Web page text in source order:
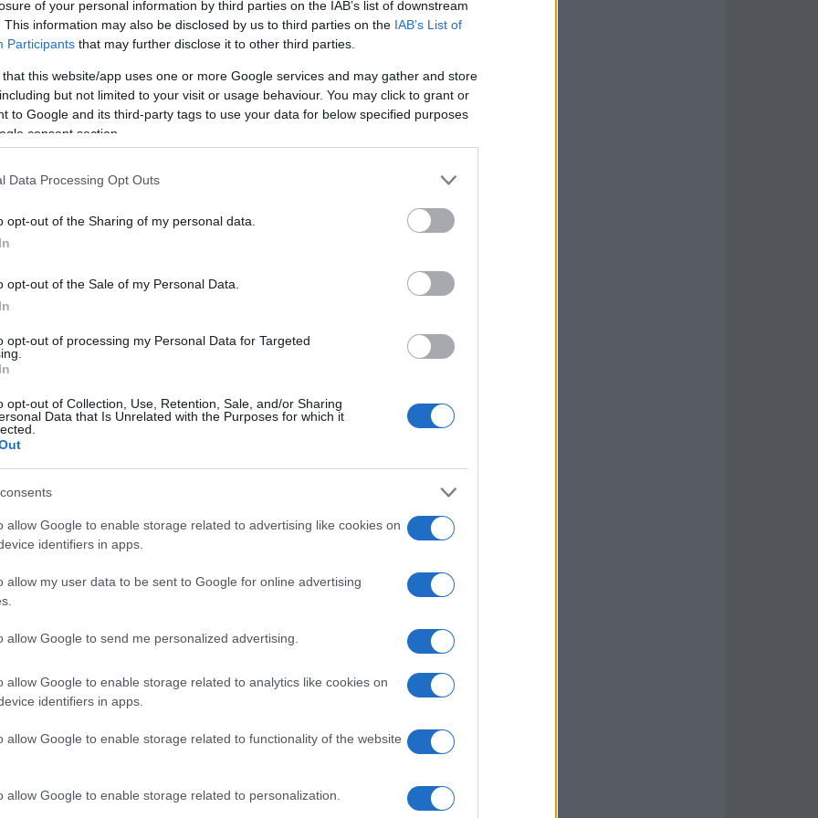
of your personal information by third parties on the IAB’s list of downstream
This information may also be disclosed by us to third parties on the IAB’s List of
Participants that may further disclose it to other third parties.
that this website/app uses one or more Google services and may gather and store
but not limited to your visit or usage behaviour. You may click to grant or
to Google and its third-party tags to use your data for below specified purposes
consent section.
Data Processing Opt Outs
opt-out of the Sharing of my personal data.
opt-out of the Sale of my Personal Data.
opt-out of processing my Personal Data for Targeted
opt-out of Collection, Use, Retention, Sale, and/or Sharing
Data that Is Unrelated with the Purposes for which it
allow Google to enable storage related to advertising like cookies on
identifiers in apps.
allow my user data to be sent to Google for online advertising
allow Google to send me personalized advertising.
allow Google to enable storage related to analytics like cookies on
identifiers in apps.
allow Google to enable storage related to functionality of the website
allow Google to enable storage related to personalization.
che consigli autorevoli se ne possono
ruolo dell’allenatore
appartiene ai giocatori mentre
«Il merito è dei giocatori e la colpa
come ogni singola decisione venga
Secondo il ct, critiche sulla
sostituzione diCasemiroo
equilibrio prudente e misurato.
calcistica, Ancelotti ha richiamato il
per lui una solida base. Ha citato